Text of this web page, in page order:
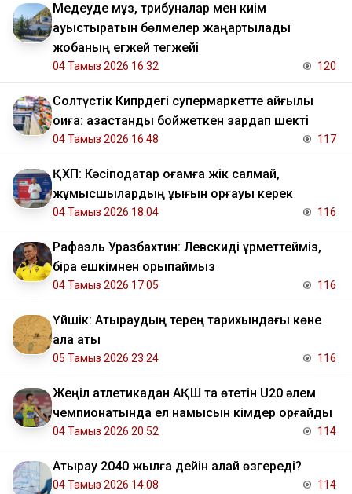
Медеуде мұз, трибуналар мен киім
ауыстыратын бөлмелер жаңартылады
жобаның егжей тегжейі
04 Тамыз 2026 16:32 120
Солтүстік Кипрдегі супермаркетте қайғылы
оқиға: қазақстандық бойжеткен зардап шекті
04 Тамыз 2026 16:48 117
ҚХП: Кәсіподақтар қоғамға жік салмай,
жұмысшылардың құқығын қорғауы керек
04 Тамыз 2026 18:04 116
Рафаэль Уразбахтин: Левскиді құрметтейміз,
бірақ ешкімнен қорықпаймыз
04 Тамыз 2026 17:05 116
Үйшік: Атыраудың терең тарихындағы көне
қала аты
05 Тамыз 2026 23:24 116
Жеңіл атлетикадан АҚШ та өтетін U20 әлем
чемпионатында ел намысын кімдер қорғайды
04 Тамыз 2026 20:52 114
Атырау 2040 жылға дейін қалай өзгереді?
04 Тамыз 2026 14:08 114